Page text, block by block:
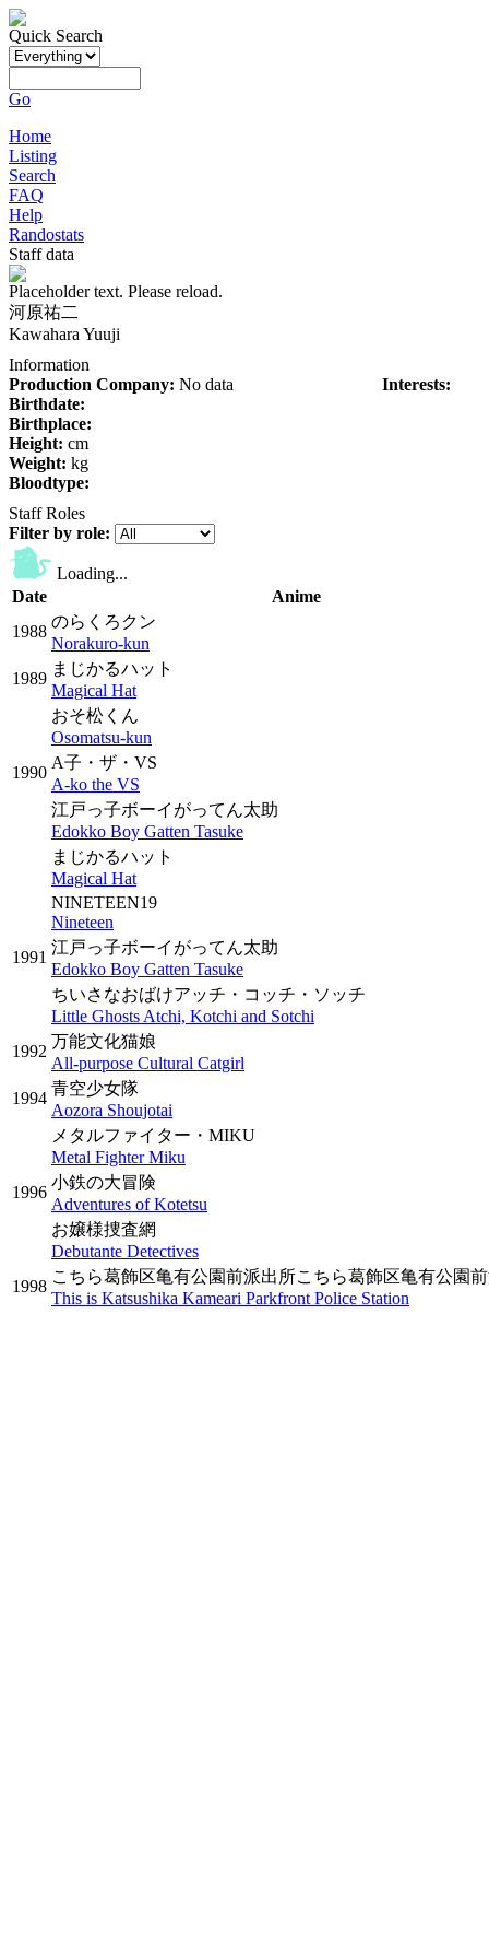
Quick Search
Go
Home
Listing
Search
FAQ
Help
Randostats
Staff data
Placeholder text. Please reload.
河原祐二
Kawahara Yuuji
Information
Production Company: No data
Birthdate:
Birthplace:
Height: cm
Weight: kg
Bloodtype:
Interests:
Staff Roles
Filter by role:
Loading...
Date
Anime
1988
のらくろクン
Norakuro-kun
1989
まじかるハット
Magical Hat
おそ松くん
Osomatsu-kun
1990
A子・ザ・VS
A-ko the VS
江戸っ子ボーイがってん太助
Edokko Boy Gatten Tasuke
まじかるハット
Magical Hat
NINETEEN19
Nineteen
1991
江戸っ子ボーイがってん太助
Edokko Boy Gatten Tasuke
ちいさなおばけアッチ・コッチ・ソッチ
Little Ghosts Atchi, Kotchi and Sotchi
1992
万能文化猫娘
All-purpose Cultural Catgirl
1994
青空少女隊
Aozora Shoujotai
メタルファイター・MIKU
Metal Fighter Miku
1996
小鉄の大冒険
Adventures of Kotetsu
お嬢様捜査網
Debutante Detectives
1998
こちら葛飾区亀有公園前派出所こちら葛飾区亀有公園
This is Katsushika Kameari Parkfront Police Station